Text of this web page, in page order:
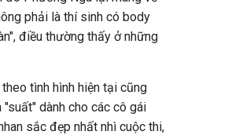
phải là thí sinh có body
điều thường thấy ở những
tình hình hiện tại cũng
dành cho các cô gái
sắc đẹp nhất nhì cuộc thi,